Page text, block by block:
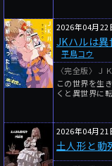
2026年04月22
JKハルは
平鳥コウ
〈完全版〉Ｊ
この世界を生
くと異世界に
2026年04月21
土人形と動